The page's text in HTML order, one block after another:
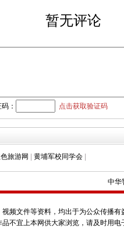
暂无评论
： 点击获取验证码
旅游网 | 黄埔军校同学会 |
中华
频文件等资料，均出于为公众传播
不宜上本网供大家浏览，请及时用